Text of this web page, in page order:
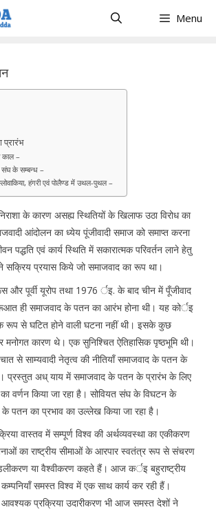
Menu
–
संघ के सम्बन्ध –
हंगरी एवं पोलैण्ड में उथल-पुथल –
के कारण असह्य स्थितियों के खिलाफ उठा विरोध का
आंदोलन का ध्येय पूंजीवादी समाज को समाप्त करना
पद्धति एवं कार्य स्थिति में सकारात्मक परिवर्तन लाने हेतु
सक्रिय प्रयास किये जो समाजवाद का रूप था।
पूर्वी यूरोप तथा 1976 र्इ. के बाद चीन में पूँजीवाद
ही समाजवाद के पतन का आरंभ होना थी। यह कोर्इ
रूप से घटित होने वाली घटना नहीं थी। इसके कुछ
कारण थे। एक सुनिश्चित ऐतिहासिक पृष्ठभूमि थी।
से साम्यवादी नेतृत्व की नीतियाँ समाजवाद के पतन के
प्रस्तुत अध् याय में समाजवाद के पतन के प्रारंभ के लिए
का वर्णन किया जा रहा है। सोवियत संघ के विघटन के
पतन का प्रभाव का उल्लेख किया जा रहा है।
वास्तव में सम्पूर्ण विश्व की अर्थव्यवस्था का एकीकरण
का राष्ट्रीय सीमाओं के आरपार स्वतंत्र रूप से संचरण
या वैश्वीकरण कहते हैं। आज कर्इ बहुराष्ट्रीय
समस्त विश्व में एक साथ कार्य कर रही हैं।
प्रक्रिया उदारीकरण भी आज समस्त देशों ने